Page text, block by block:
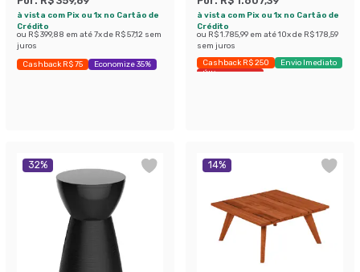
à vista com Pix ou 1x no Cartão de
Crédito
ou R$ 399,88 em até7x de R$ 57,12 sem
juros
Cashback R$ 75 Economize 35%
à vista com Pix ou 1x no Cartão de
Crédito
ou R$ 1.785,99 em até10x de R$ 178,59
sem juros
Cashback R$ 250
Envio Imediato
Últimas peças
32% 14%